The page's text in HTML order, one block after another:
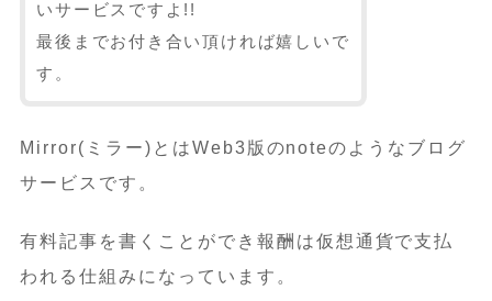
いサービスですよ!!
最後までお付き合い頂ければ嬉しいで
す。
Mirror(ミラー)とはWeb3版のnoteのようなブログ
サービスです。
有料記事を書くことができ報酬は仮想通貨で支払
われる仕組みになっています。